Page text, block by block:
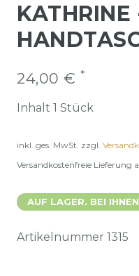
KATHRINE
24,00 € *
Inhalt 1 Stück
inkl. ges. MwSt. zzgl.
Versandkostenfreie Lieferung
AUF LAGER. BEI
Artikelnummer 1315